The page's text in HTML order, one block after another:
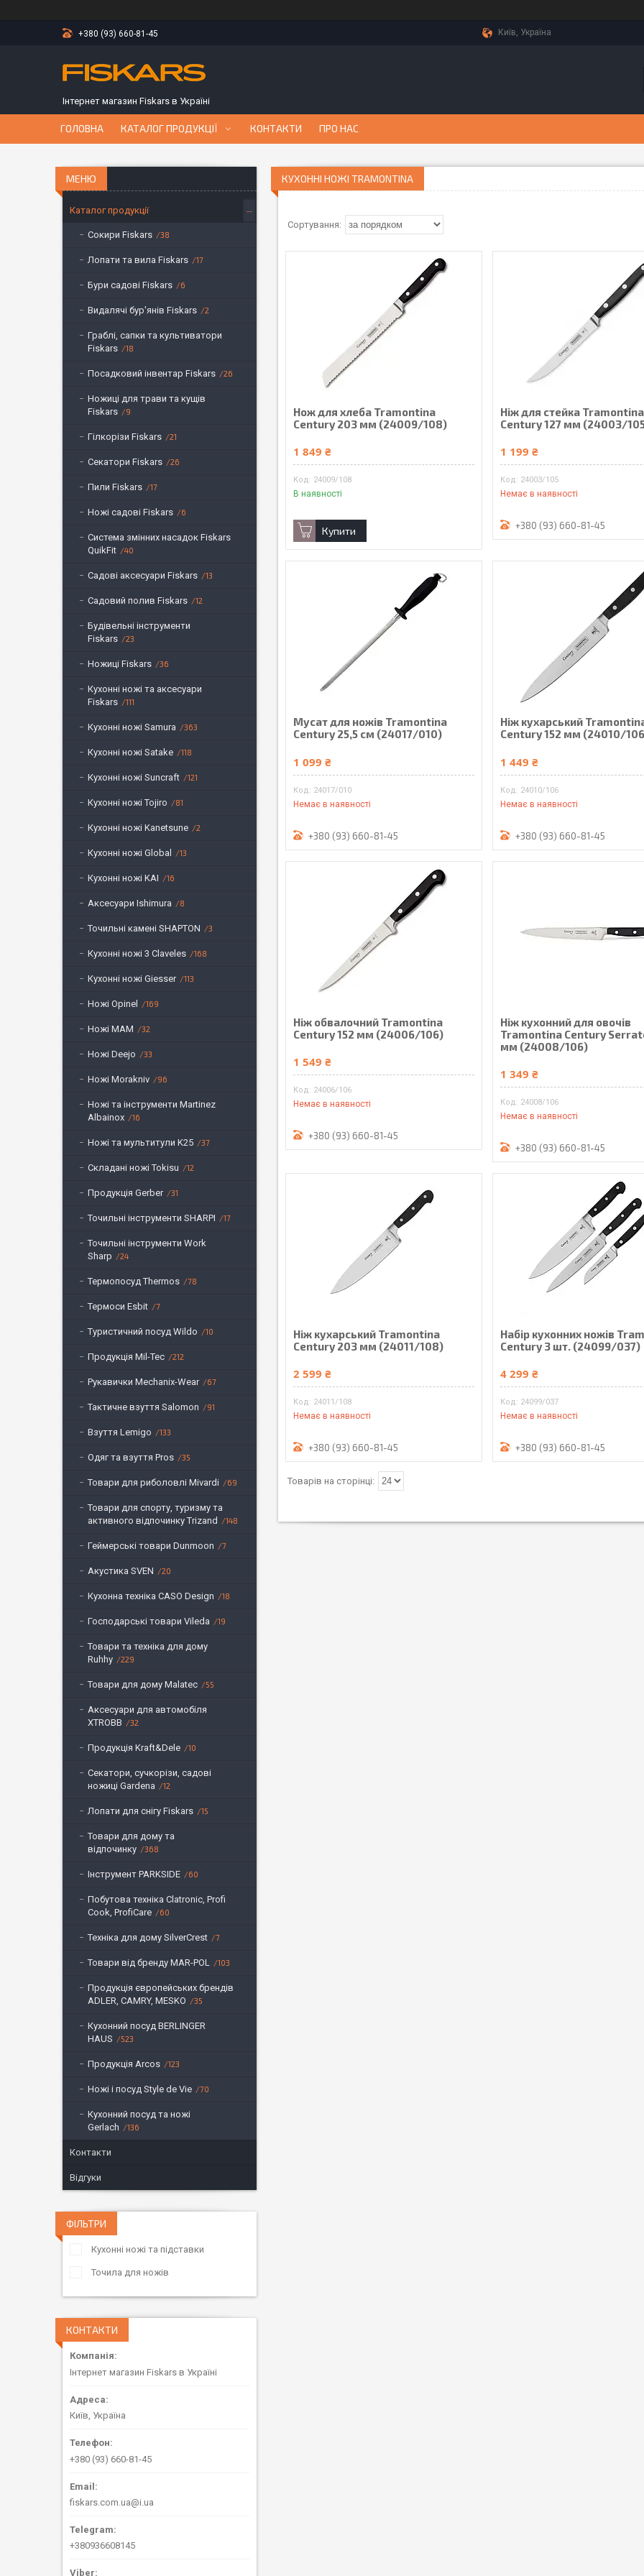
+380 (93) 660-81-45 Київ, Україна
Інтернет магазин Fiskars в Україні
ГОЛОВНА КАТАЛОГ ПРОДУКЦІЇ КОНТАКТИ ПРО НАС
КУХОННІ НОЖІ TRAMONTINA
Нож для хлеба Tramontina
Century 203 мм (24009/108)
1 849 ₴
24009/108
В наявності
Купити
Ніж для стейка Tramontina
Century 127 мм (24003/
1 199 ₴
24003/105
Немає в наявності
+380 (93) 660-81-45
Мусат для ножів Tramontina
Century 25,5 см (24017/010)
1 099 ₴
24017/010
Немає в наявності
+380 (93) 660-81-45
Ніж кухарський
Century 152 мм (24010/
1 449 ₴
24010/106
Немає в наявності
+380 (93) 660-81-45
Ніж обвалочний Tramontina
Century 152 мм (24006/106)
1 549 ₴
24006/106
Немає в наявності
+380 (93) 660-81-45
Ніж кухонний для овочів
Tramontina Century
мм (24008/106)
1 349 ₴
24008/106
Немає в наявності
+380 (93) 660-81-45
Ніж кухарський Tramontina
Century 203 мм (24011/108)
2 599 ₴
24011/108
Немає в наявності
+380 (93) 660-81-45
Набір кухонних ножів
Cеntury 3 шт. (24099/037)
4 299 ₴
24099/037
Немає в наявності
+380 (93) 660-81-45
Каталог продукції
Сокири Fiskars 38
Лопати та вила Fiskars 17
Бури садові Fiskars 6
Видалячі бур'янів Fiskars 2
Граблі, сапки та культиватори
Fiskars
18
Посадковий інвентар Fiskars 26
Ножиці для трави та кущів
Fiskars
9
Гілкорізи Fiskars 21
Секатори Fiskars 26
Пили Fiskars 17
Ножі садові Fiskars 6
Система змінних насадок Fiskars
QuikFit
40
Садові аксесуари Fiskars 13
Садовий полив Fiskars 12
Будівельні інструменти
Fiskars
23
Ножиці Fiskars 36
Кухонні ножі та аксесуари
Fiskars
111
Кухонні ножі Samura 363
Кухонні ножі Satake 118
Кухонні ножі Suncraft 121
Кухонні ножі Tojiro 81
Кухонні ножі Kanetsune 2
Кухонні ножі Global 13
Кухонні ножі KAI 16
Аксесуари Ishimura 8
Точильні камені SHAPTON 3
Кухонні ножі 3 Claveles 168
Кухонні ножі Giesser 113
Ножі Opinel 169
Ножі MAM 32
Ножі Deejo 33
Ножі Morakniv 96
Ножі та інструменти Martinez
Albainox
16
Ножі та мультитули K25 37
Складані ножі Tokisu 12
Продукція Gerber 31
Точильні інструменти SHARPI 17
Точильні інструменти Work
Sharp
24
Термопосуд Thermos 78
Термоси Esbit 7
Туристичний посуд Wildo 10
Продукція Mil-Tec 212
Рукавички Mechanix-Wear 67
Тактичне взуття Salomon 91
Взуття Lemigo 133
Одяг та взуття Pros 35
Товари для риболовлі Mivardi 69
Товари для спорту, туризму та
активного відпочинку Trizand
148
Геймерські товари Dunmoon 7
Акустика SVEN 20
Кухонна техніка CASO Design 18
Господарські товари Vileda 19
Товари та техніка для дому
Ruhhy
229
Товари для дому Malatec 55
Аксесуари для автомобіля
XTROBB
32
Продукція Kraft&Dele 10
Секатори, сучкорізи, садові
ножиці Gardena
12
Лопати для снігу Fiskars 15
Товари для дому та
відпочинку
368
Інструмент PARKSIDE 60
Побутова техніка Clatronic, Profi
Cook, ProfiCare
60
Техніка для дому SilverCrest 7
Товари від бренду MAR-POL 103
Продукція європейських брендів
ADLER, CAMRY, MESKO
35
Кухонний посуд BERLINGER
HAUS
523
Продукція Arcos 123
Ножі і посуд Style de Vie 70
Кухонний посуд та ножі
Gerlach
136
Контакти
Відгуки
ФІЛЬТРИ
Кухонні ножі та підставки
Точила для ножів
КОНТАКТИ
Інтернет магазин Fiskars в Україні
Київ, Україна
+380 (93) 660-81-45
fiskars.com.ua@i.ua
+380936608145